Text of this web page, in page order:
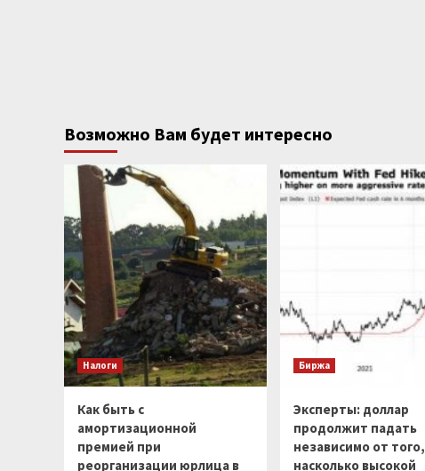
Возможно Вам будет интересно
Налоги
Как быть с
амортизационной
премией при
реорганизации юрлица в
Биржа
Эксперты: доллар
продолжит падать
независимо от того,
насколько высокой